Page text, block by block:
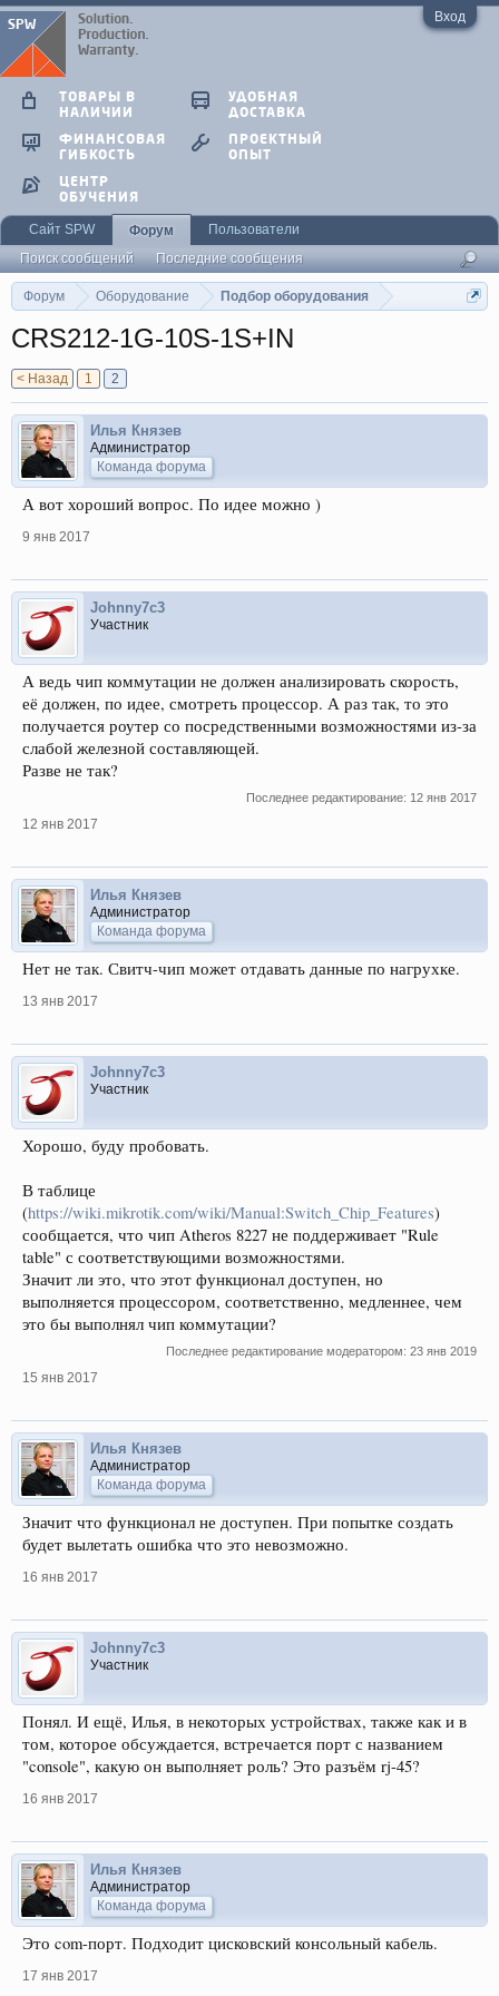
Вход
Форум Оборудование Подбор оборудования
CRS212-1G-10S-1S+IN
< Назад 1 2
Илья Князев
Администратор
Команда форума
А вот хороший вопрос. По идее можно )
9 янв 2017
Johnny7c3
Участник
А ведь чип коммутации не должен анализировать скорость,
её должен, по идее, смотреть процессор. А раз так, то это
получается роутер со посредственными возможностями из-за
слабой железной составляющей.
Разве не так?
Последнее редактирование: 12 янв 2017
12 янв 2017
Илья Князев
Администратор
Команда форума
Нет не так. Свитч-чип может отдавать данные по нагрухке.
13 янв 2017
Johnny7c3
Участник
Хорошо, буду пробовать.
В таблице
(https://wiki.mikrotik.com/wiki/Manual:Switch_Chip_Features)
сообщается, что чип Atheros 8227 не поддерживает "Rule
table" с соответствующими возможностями.
Значит ли это, что этот функционал доступен, но
выполняется процессором, соответственно, медленнее, чем
это бы выполнял чип коммутации?
Последнее редактирование модератором: 23 янв 2019
15 янв 2017
Илья Князев
Администратор
Команда форума
Значит что функционал не доступен. При попытке создать
будет вылетать ошибка что это невозможно.
16 янв 2017
Johnny7c3
Участник
Понял. И ещё, Илья, в некоторых устройствах, также как и в
том, которое обсуждается, встречается порт с названием
"console", какую он выполняет роль? Это разъём rj-45?
16 янв 2017
Илья Князев
Администратор
Команда форума
Это com-порт. Подходит цисковский консольный кабель.
17 янв 2017
ТОВАРЫ В
НАЛИЧИИ
УДОБНАЯ
ДОСТАВКА
ФИНАНСОВАЯ
ГИБКОСТЬ
ПРОЕКТНЫЙ
ОПЫТ
ЦЕНТР
ОБУЧЕНИЯ
Сайт SPW
Форум
Поиск сообщений
Последние сообщения
Пользователи